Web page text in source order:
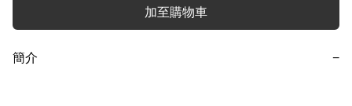
加至購物車
簡介 −